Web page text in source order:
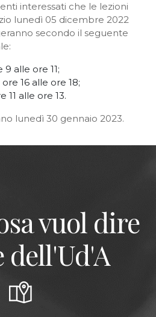
interessati che le lezioni
lunedì 05 dicembre 2022
secondo il seguente
alle ore 11;
16 alle ore 18;
11 alle ore 13.
lunedì 30 gennaio 2023.
vuol dire
dell'Ud'A